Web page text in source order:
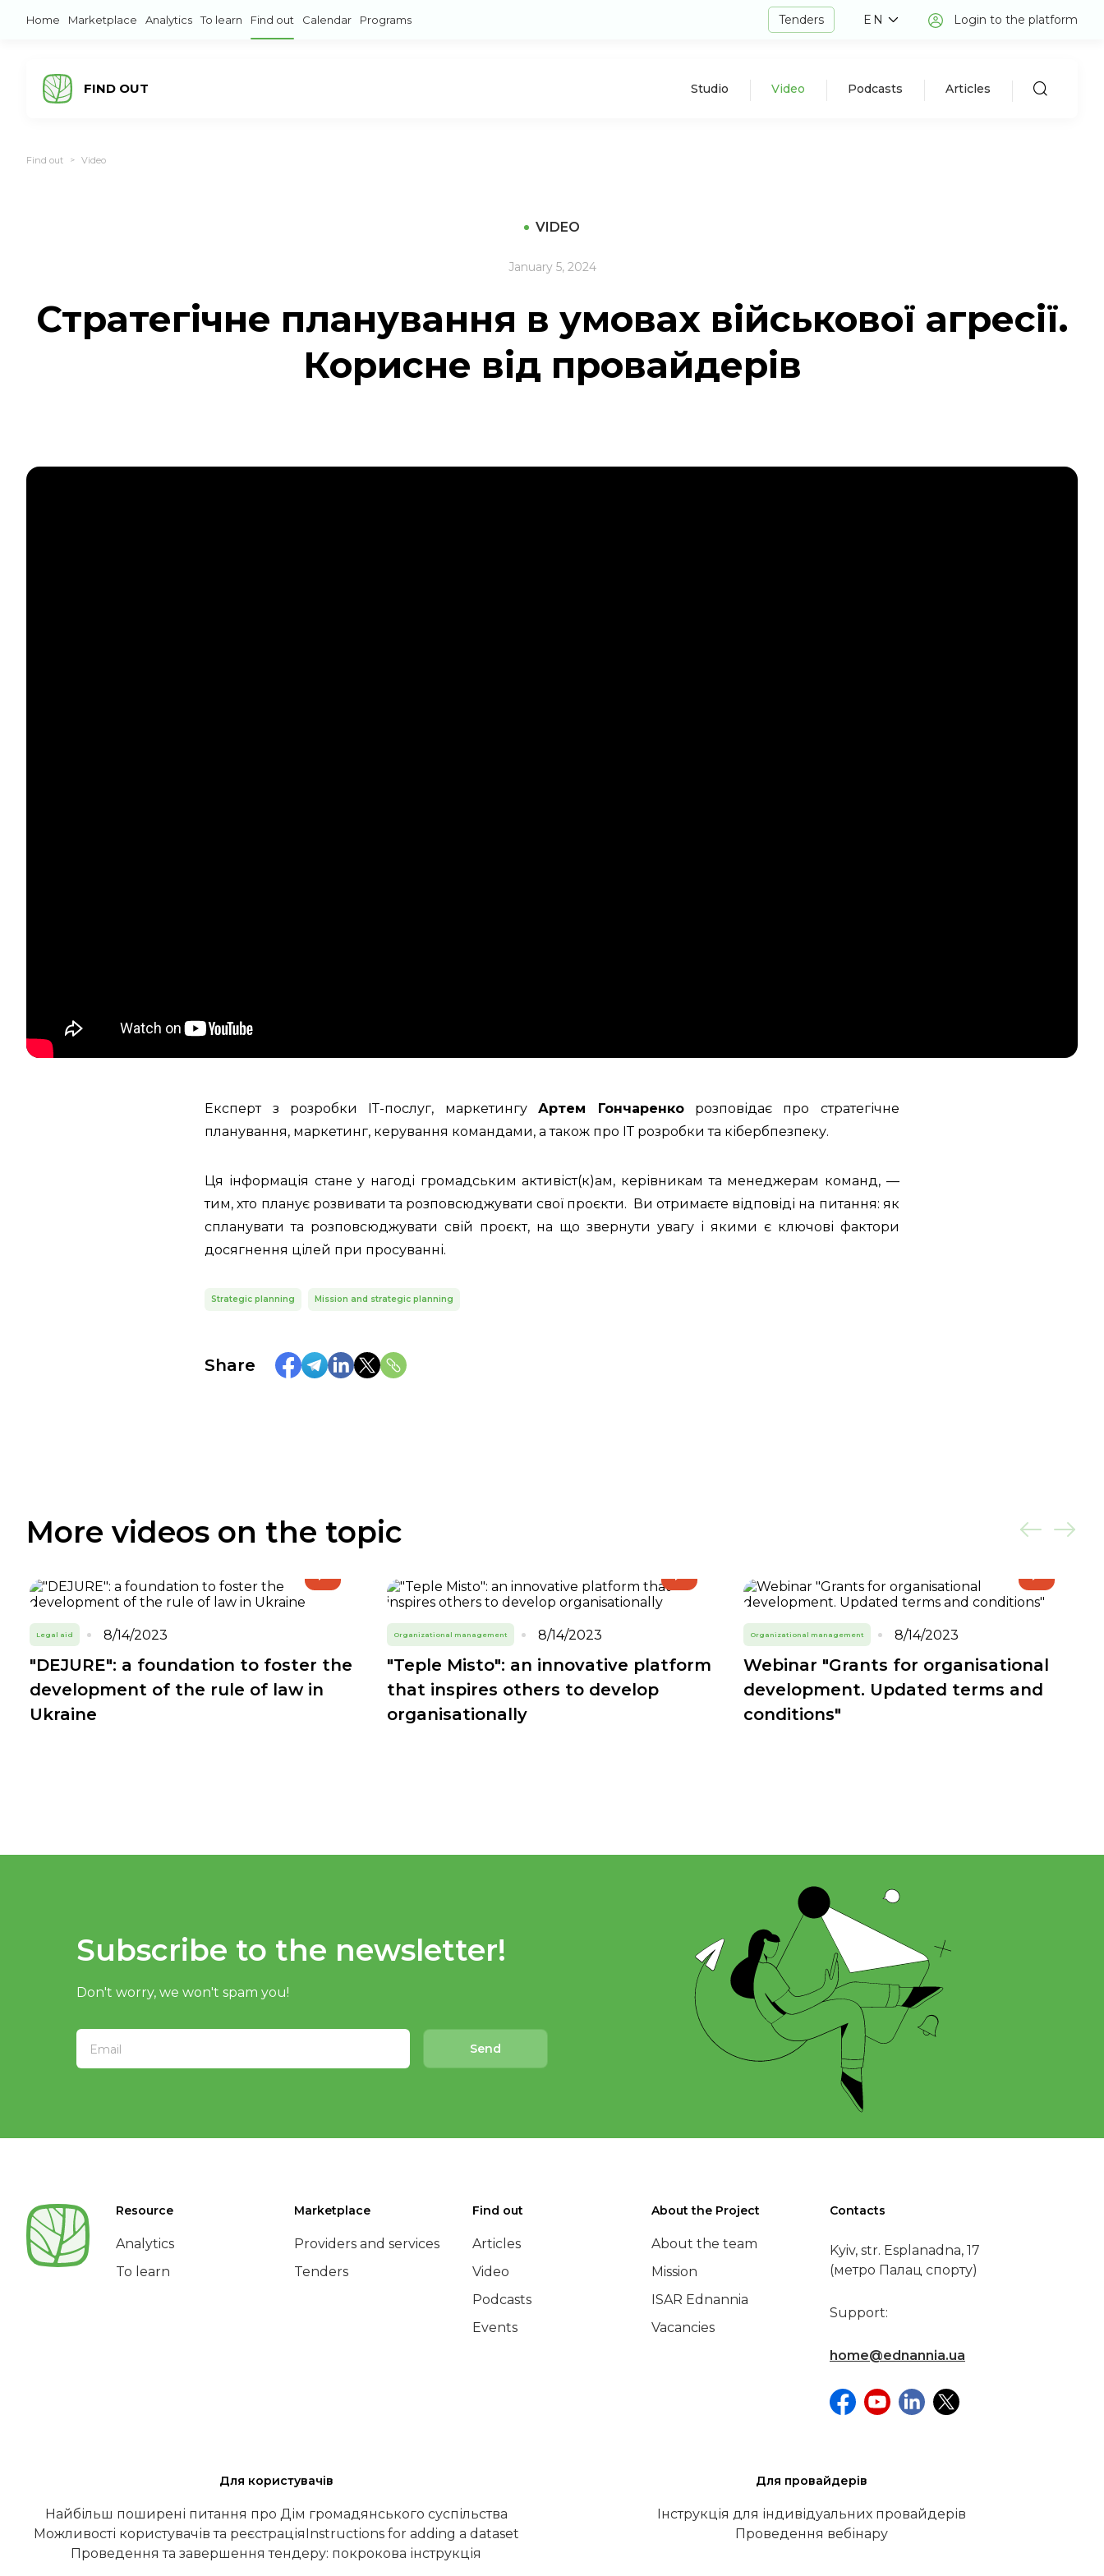
Home Marketplace Analytics To learn Find out Calendar Programs Tenders EN Login to the platform
FIND OUT Studio Video Podcasts Articles
Find out > Video
VIDEO
January 5, 2024
Стратегічне планування в умовах військової агресії.
Корисне від провайдерів
Експерт з розробки ІТ-послуг, маркетингуАртем Гончаренкорозповідає про стратегічне
планування, маркетинг, керування командами, а також про ІТ розробки та кібербпезпеку.
Ця інформація стане у нагоді громадським активіст(к)ам, керівникам та менеджерам команд, —
тим, хто планує розвивати та розповсюджувати свої проєкти. Ви отримаєте відповіді на питання: як
спланувати та розповсюджувати свій проєкт, на що звернути увагу і якими є ключові фактори
досягнення цілей при просуванні.
Strategic planning Mission and strategic planning
Share
More videos on the topic
Legal aid 8/14/2023
"DEJURE": a foundation to foster the
development of the rule of law in
Ukraine
Organizational management 8/14/2023
"Teple Misto": an innovative platform
that inspires others to develop
organisationally
Organizational management 8/14/2023
Webinar "Grants for organisational
development. Updated terms and
conditions"
Subscribe to the newsletter!
Don't worry, we won't spam you!
Send
Resource
Analytics
To learn
Marketplace
Providers and services
Tenders
Find out
Articles
Video
Podcasts
Events
About the Project
About the team
Mission
ISAR Ednannia
Vacancies
Contacts
Kyiv, str. Esplanadna, 17
(метро Палац спорту)
Support:
home@ednannia.ua
Для користувачів
Найбільш поширені питання про Дім громадянського суспільства
Можливості користувачів та реєстраціяInstructions for adding a dataset
Проведення та завершення тендеру: покрокова інструкція
Для провайдерів
Інструкція для індивідуальних провайдерів
Проведення вебінару